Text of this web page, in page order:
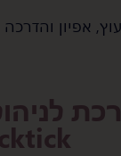
אפיון והדרכה